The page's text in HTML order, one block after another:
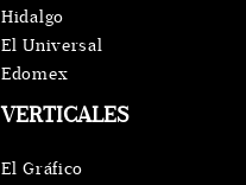
VERTICALES
El Gráfico
Hidalgo
El Universal
Edomex